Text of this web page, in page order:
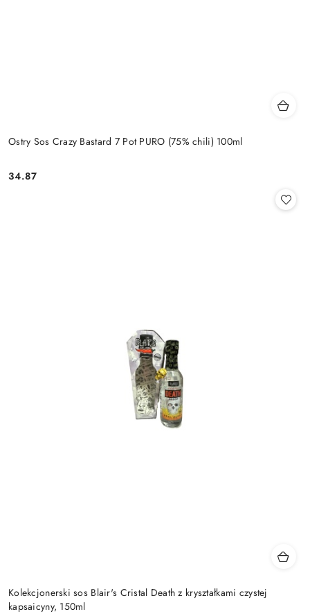
Ostry Sos Crazy Bastard 7 Pot PURO (75% chili) 100ml
Cena:
34.87
Kolekcjonerski sos Blair's Cristal Death z kryształkami czystej
kapsaicyny, 150ml